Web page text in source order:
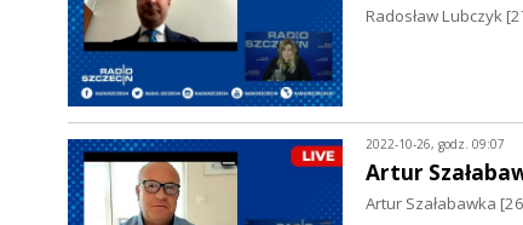
Radosław Lubczyk
2022-10-26, godz. 09:07
Artur
Artur Szałabawka